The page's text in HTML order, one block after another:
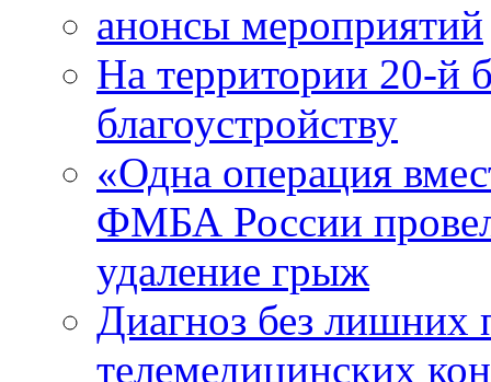
анонсы мероприятий
На территории 20-й
благоустройству
«Одна операция
ФМБА России
удаление грыж
Диагноз без лишних
телемедицинских